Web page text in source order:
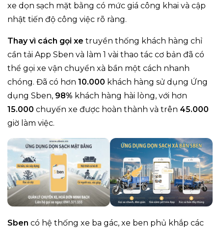
xe dọn sạch mặt bằng có mức giá công khai và cập
nhật tiến độ công việc rõ ràng.
Thay vì cách gọi xe truyền thống khách hàng chỉ
cần tải App Sben và làm 1 vài thao tác cơ bản đã có
thể gọi xe vận chuyển xà bần một cách nhanh
chóng. Đã có hơn 10.000 khách hàng sử dụng Ứng
dụng Sben, 98% khách hàng hài lòng, với hơn
15.000 chuyến xe được hoàn thành và trên 45.000
giờ làm việc.
Sben có hệ thống xe ba gác, xe ben phủ khắp các